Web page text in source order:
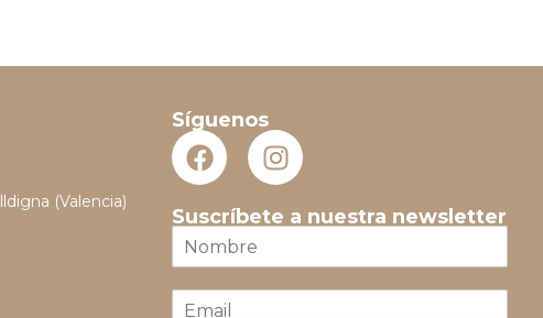
(Valencia)
Síguenos
Suscríbete a nuestra newsletter